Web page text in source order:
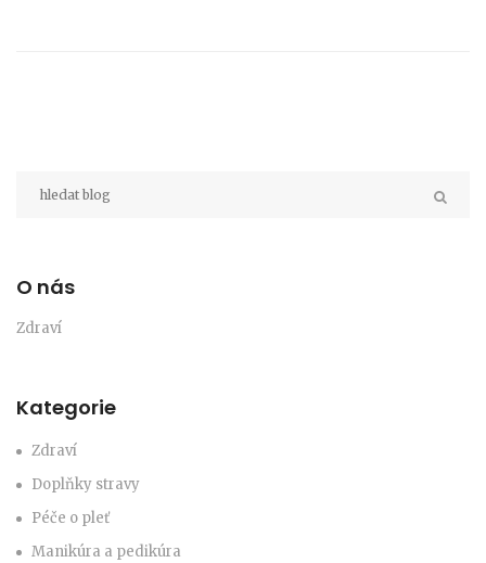
O nás
Zdraví
Kategorie
Zdraví
Doplňky stravy
Péče o pleť
Manikúra a pedikúra